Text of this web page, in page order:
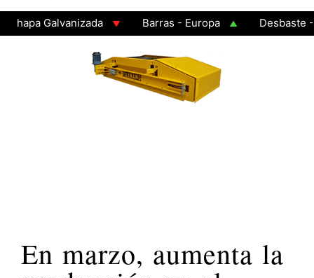
Galvanizada Barras - Europa
Desbaste -
En marzo, aumenta la